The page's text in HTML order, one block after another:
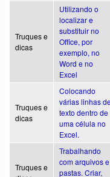
Truques e
dicas
Utilizando o
localizar e
substituir no
Office, por
exemplo, no
Word e no
Excel
Truques e
dicas
Colocando
várias linhas de
texto dentro de
uma célula no
Excel.
Truques e
Trabalhando
com arquivos e
pastas. Criar,